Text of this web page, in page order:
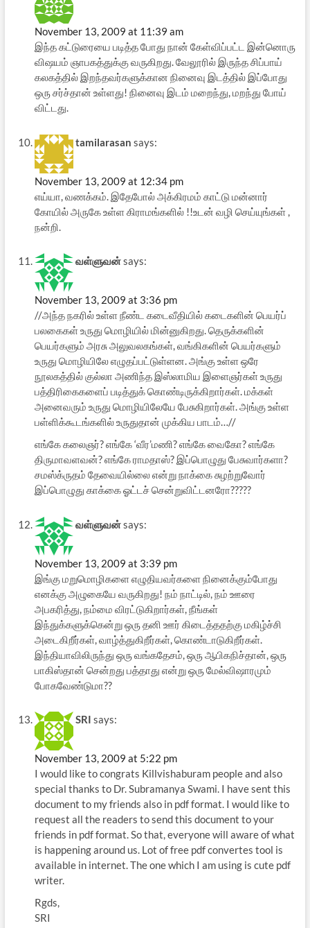
November 13, 2009 at 11:39 am
இந்த கட்டுரையை படித்த போது நான் கேள்விப்பட்ட இன்னொரு
விஷயம் ஞாபகத்துக்கு வருகிறது. வேலூரில் இருந்த சிப்பாய்
கலகத்தில் இறந்தவர்களுக்கான நினைவு இடத்தில் இப்போது
ஒரு சர்ச்தான் உள்ளது! நினைவு இடம் மறைந்து, மறந்து போய்
விட்டது.
tamilarasan says:
November 13, 2009 at 12:34 pm
எய்யா, வணக்கம். இதேபோல் அக்கிரமம் காட்டு மன்னார்
கோயில் அருகே உள்ள கிராமங்களில் !!உடன் வழி செய்யுங்கள் ,
நன்றி.
வள்ளுவன்says:
November 13, 2009 at 3:36 pm
//அந்த நகரில் உள்ள நீண்ட கடைவீதியில் கடைகளின் பெயர்ப்
பலகைகள் உருது மொழியில் மின்னுகிறது. தெருக்களின்
பெயர்களும் அரசு அலுவலகங்கள், வங்கிகளின் பெயர்களும்
உருது மொழியிலே எழுதப்பட்டுள்ளன. அங்கு உள்ள ஒரே
நூலகத்தில் குல்லா அணிந்த இஸ்லாமிய இளைஞர்கள் உருது
பத்திரிகைகளைப் படித்துக் கொண்டிருக்கிறார்கள். மக்கள்
அனைவரும் உருது மொழியிலேயே பேசுகிறார்கள். அங்கு உள்ள
பள்ளிக்கூடங்களில் உருதுதான் முக்கிய பாடம்…//
எங்கே கலைஞர்? எங்கே ‘வீர’மணி? எங்கே வைகோ? எங்கே
திருமாவளவன்? எங்கே ராமதாஸ்? இப்பொழுது பேசுவார்களா?
சமஸ்க்ருதம் தேவையில்லை என்று நாக்கை சுழற்றுவோர்
இப்பொழுது காக்கை ஓட்டச் சென்றுவிட்டனரோ?????
வள்ளுவன்says:
November 13, 2009 at 3:39 pm
இங்கு மறுமொழிகளை எழுதியவர்களை நினைக்கும்போது
எனக்கு அழுகையே வருகிறது! நம் நாட்டில், நம் ஊரை
அபகரித்து, நம்மை விரட்டுகிறார்கள், நீங்கள்
இந்துக்களுக்கென்று ஒரு தனி ஊர் கிடைத்ததற்கு மகிழ்ச்சி
அடைகிறீர்கள், வாழ்த்துகிறீர்கள், கொண்டாடுகிறீர்கள்.
இந்தியாவிலிருந்து ஒரு வங்கதேசம், ஒரு ஆபிகநிச்தான், ஒரு
பாகிஸ்தான் சென்றது பத்தாது என்று ஒரு மேல்விஷாரமும்
போகவேண்டுமா??
SRI says:
November 13, 2009 at 5:22 pm
I would like to congrats Killvishaburam people and also
special thanks to Dr. Subramanya Swami. I have sent this
document to my friends also in pdf format. I would like to
request all the readers to send this document to your
friends in pdf format. So that, everyone will aware of what
is happening around us. Lot of free pdf convertes tool is
available in internet. The one which I am using is cute pdf
writer.
Rgds,
SRI